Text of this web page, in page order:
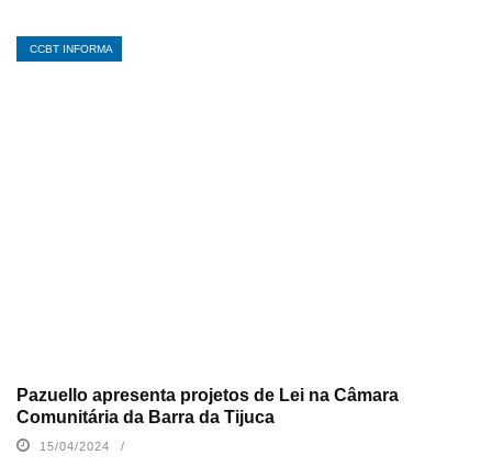
CCBT INFORMA
Pazuello apresenta projetos de Lei na Câmara
Comunitária da Barra da Tijuca
15/04/2024